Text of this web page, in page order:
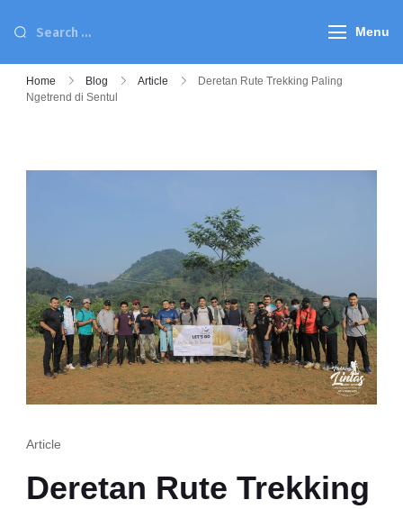
Menu
Home Blog Article
Deretan Rute Trekking Paling
Ngetrend di Sentul
Article
Deretan Rute Trekking